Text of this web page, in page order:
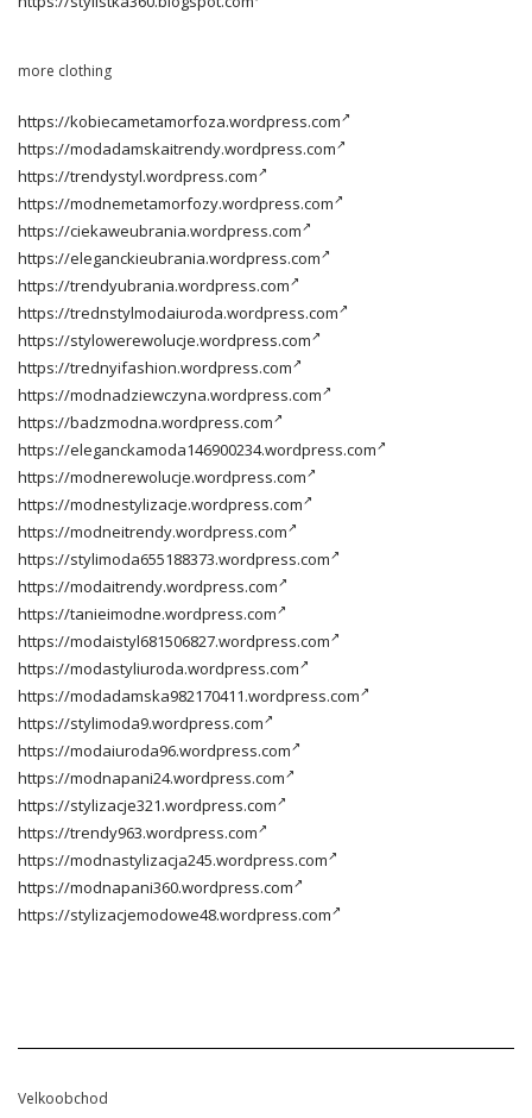
more clothing
https://kobiecametamorfoza.wordpress.com
https://modadamskaitrendy.wordpress.com
https://trendystyl.wordpress.com
https://modnemetamorfozy.wordpress.com
https://ciekaweubrania.wordpress.com
https://eleganckieubrania.wordpress.com
https://trendyubrania.wordpress.com
https://trednstylmodaiuroda.wordpress.com
https://stylowerewolucje.wordpress.com
https://trednyifashion.wordpress.com
https://modnadziewczyna.wordpress.com
https://badzmodna.wordpress.com
https://eleganckamoda146900234.wordpress.com
https://modnerewolucje.wordpress.com
https://modnestylizacje.wordpress.com
https://modneitrendy.wordpress.com
https://stylimoda655188373.wordpress.com
https://modaitrendy.wordpress.com
https://tanieimodne.wordpress.com
https://modaistyl681506827.wordpress.com
https://modastyliuroda.wordpress.com
https://modadamska982170411.wordpress.com
https://stylimoda9.wordpress.com
https://modaiuroda96.wordpress.com
https://modnapani24.wordpress.com
https://stylizacje321.wordpress.com
https://trendy963.wordpress.com
https://modnastylizacja245.wordpress.com
https://modnapani360.wordpress.com
https://stylizacjemodowe48.wordpress.com
Velkoobchod